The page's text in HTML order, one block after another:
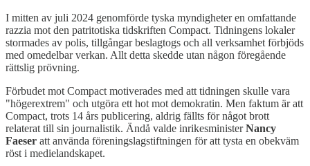
I mitten av juli 2024 genomförde tyska myndigheter en omfattande
razzia mot den patritotiska tidskriften Compact. Tidningens lokaler
stormades av polis, tillgångar beslagtogs och all verksamhet förbjöds
med omedelbar verkan. Allt detta skedde utan någon föregående
rättslig prövning.
Förbudet mot Compact motiverades med att tidningen skulle vara
"högerextrem" och utgöra ett hot mot demokratin. Men faktum är att
Compact, trots 14 års publicering, aldrig fällts för något brott
relaterat till sin journalistik. Ändå valde inrikesministerNancy
Faeser att använda föreningslagstiftningen för att tysta en obekväm
röst i medielandskapet.